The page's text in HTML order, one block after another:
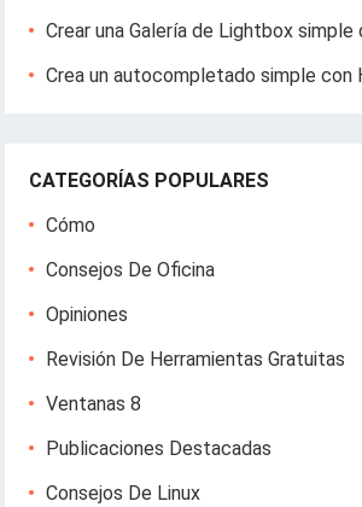
Crear una Galería de Lightbox simple
Crea un autocompletado simple con
CATEGORÍAS POPULARES
Cómo
Consejos De Oficina
Opiniones
Revisión De Herramientas Gratuitas
Ventanas 8
Publicaciones Destacadas
Consejos De Linux